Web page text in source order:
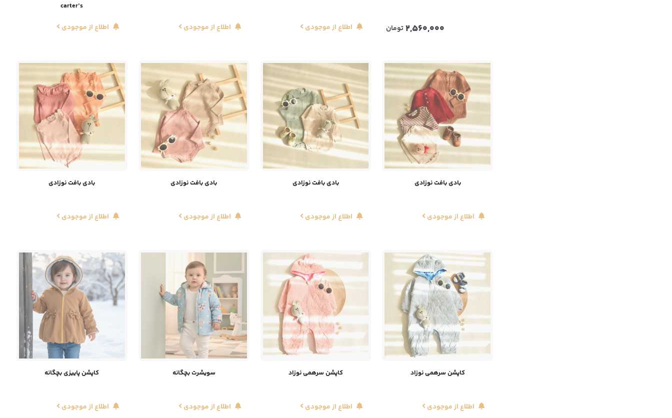
2,560,000تومان اطلاع از موجودی اطلاع از موجودی
carter’s
اطلاع از موجودی
بادی بافت نوزادی
اطلاع از موجودی
بادی بافت نوزادی
اطلاع از موجودی
بادی بافت نوزادی
اطلاع از موجودی
بادی بافت نوزادی
اطلاع از موجودی
کاپشن سرهمی نوزاد
اطلاع از موجودی
کاپشن سرهمی نوزاد
اطلاع از موجودی
سویشرت بچگانه
اطلاع از موجودی
کاپشن پاییزی بچگانه
اطلاع از موجودی